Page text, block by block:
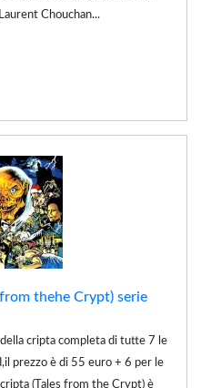
Chouchan...
thehe Crypt) serie
cripta completa di tutte 7 le
prezzo è di 55 euro + 6 per le
(Tales from the Crypt) è